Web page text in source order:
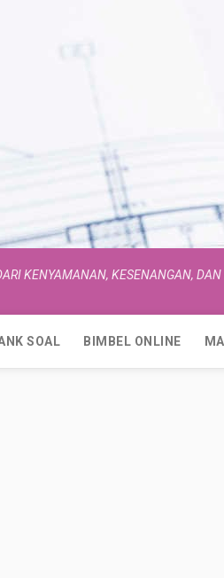
KENYAMANAN, KESENANGAN,
SOAL BIMBEL ONLINE